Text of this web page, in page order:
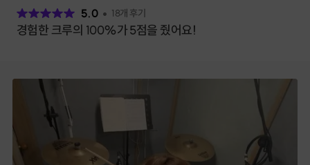
5.0 18개 후기
경험한 크루의 100%가 5점을 줬어요!